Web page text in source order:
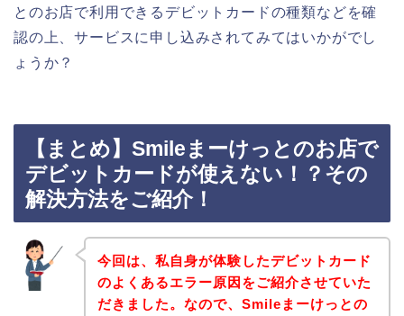
とのお店で利用できるデビットカードの種類などを確
認の上、サービスに申し込みされてみてはいかがでし
ょうか？
【まとめ】Smileまーけっとのお店で
デビットカードが使えない！？その
解決方法をご紹介！
今回は、私自身が体験したデビットカード
のよくあるエラー原因をご紹介させていた
だきました。なので、Smileまーけっとの